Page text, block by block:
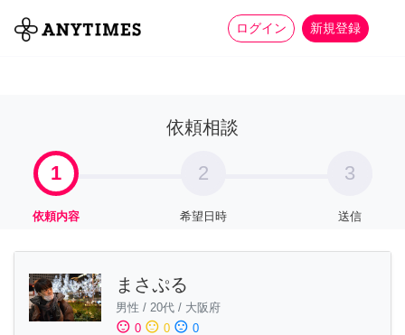
ログイン 新規登録
全て 家事 more_horiz
依頼相談
1
依頼内容
2
希望日時
3
送信
まさぷる
男性 / 20代 / 大阪府
sentiment_satisfied 0 sentiment_neutral 0 sentiment_dissatisfied 0